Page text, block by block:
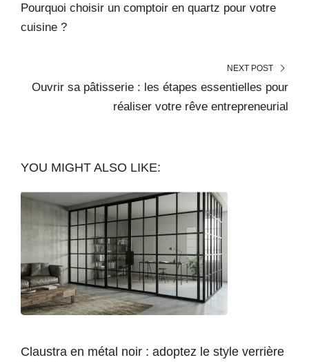
Pourquoi choisir un comptoir en quartz pour votre
cuisine ?
NEXT POST
Ouvrir sa pâtisserie : les étapes essentielles pour
réaliser votre rêve entrepreneurial
YOU MIGHT ALSO LIKE:
Claustra en métal noir : adoptez le style verrière